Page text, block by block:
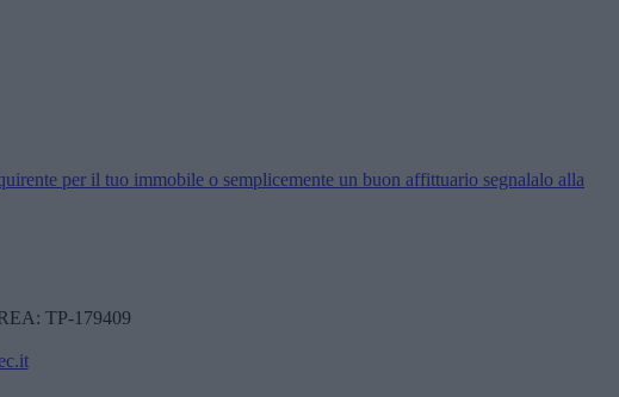
per il tuo immobile o semplicemente un buon affittuario segnalalo alla
TP-179409